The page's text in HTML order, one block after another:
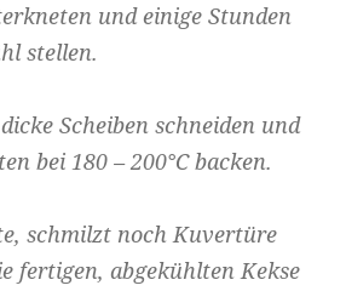
und einige Stunden
stellen.
Scheiben schneiden und
bei 180 – 200°C backen.
schmilzt noch Kuvertüre
fertigen, abgekühlten Kekse